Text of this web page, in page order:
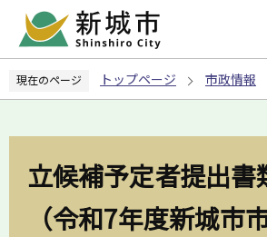
ペ
の
現在のページ トップページ 市政情報
立候補予定者提出書
（令和7年度新城市